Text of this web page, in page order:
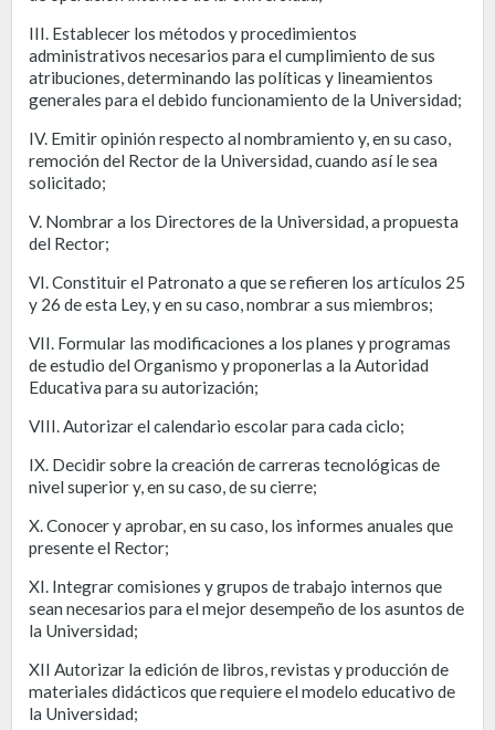
III. Establecer los métodos y procedimientos
administrativos necesarios para el cumplimiento de sus
atribuciones, determinando las políticas y lineamientos
generales para el debido funcionamiento de la Universidad;
IV. Emitir opinión respecto al nombramiento y, en su caso,
remoción del Rector de la Universidad, cuando así le sea
solicitado;
V. Nombrar a los Directores de la Universidad, a propuesta
del Rector;
VI. Constituir el Patronato a que se refieren los artículos 25
y 26 de esta Ley, y en su caso, nombrar a sus miembros;
VII. Formular las modificaciones a los planes y programas
de estudio del Organismo y proponerlas a la Autoridad
Educativa para su autorización;
VIII. Autorizar el calendario escolar para cada ciclo;
IX. Decidir sobre la creación de carreras tecnológicas de
nivel superior y, en su caso, de su cierre;
X. Conocer y aprobar, en su caso, los informes anuales que
presente el Rector;
XI. Integrar comisiones y grupos de trabajo internos que
sean necesarios para el mejor desempeño de los asuntos de
la Universidad;
XII Autorizar la edición de libros, revistas y producción de
materiales didácticos que requiere el modelo educativo de
la Universidad;